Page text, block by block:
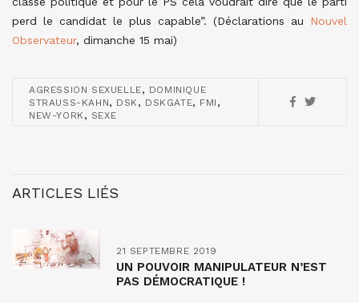
perd le candidat le plus capable”. (Déclarations au Nouvel
Observateur, dimanche 15 mai)
AGRESSION SEXUELLE, DOMINIQUE
STRAUSS-KAHN, DSK , DSKGATE, FMI ,
NEW-YORK , SEXE
ARTICLES LIÉS
21 SEPTEMBRE 2019
UN POUVOIR MANIPULATEUR N’EST
PAS DÉMOCRATIQUE !